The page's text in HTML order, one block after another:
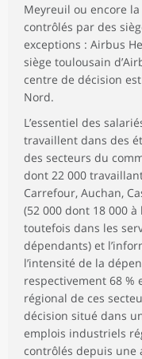
Meyreuil ou encore
contrôlés par des
exceptions : Airbus
siège toulousain
centre de décision
Nord.
L’essentiel des
travaillent dans des
des secteurs du
dont 22 000
Carrefour, Auchan,
(52 000 dont 18 000 à
toutefois dans les
dépendants) et
l’intensité de la
respectivement 68 %
régional de ces
décision situé dans
emplois industriels
contrôlés depuis une